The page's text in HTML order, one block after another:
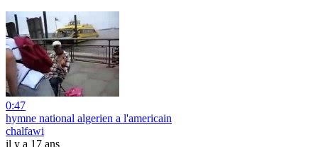
0:47
hymne national algerien a l'americain
chalfawi
il y a 17 ans